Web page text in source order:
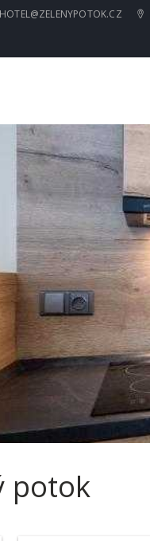
HOTEL@ZELENYPOTOK.CZ
potok